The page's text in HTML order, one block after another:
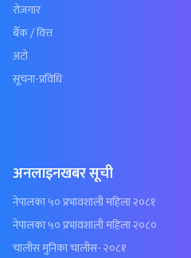
रोजगार
बैँक / वित्त
अटो
सूचना-प्रविधि
अनलाइनखबर सूची
नेपालका ५० प्रभावशाली महिला २०८१
नेपालका ५० प्रभावशाली महिला २०८०
चालीस मुनिका चालीस- २०८१